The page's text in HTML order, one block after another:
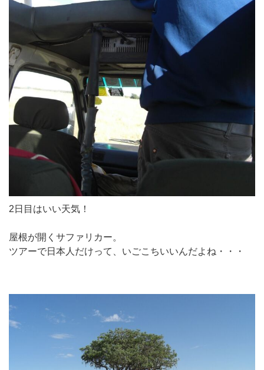
2日目はいい天気！
屋根が開くサファリカー。
ツアーで日本人だけって、いごこちいいんだよね・・・